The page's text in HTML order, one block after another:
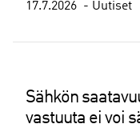
17.7.2026 Uutiset
Sähkön
vastuuta ei voi